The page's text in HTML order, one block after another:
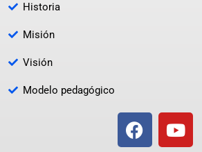
Historia
Misión
Visión
Modelo pedagógico
F
a
Y
o